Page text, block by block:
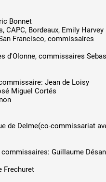
Bonnet
CAPC, Bordeaux, Emily Harvey
Francisco, commissaires
d'Olonne, commissaires
Jean de Loisy
Miguel Cortés
de Delme(co-commissariat
Guillaume
Frechuret